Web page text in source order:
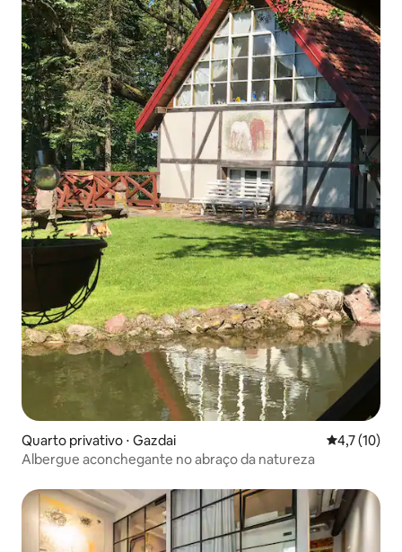
Quarto privativo ⋅ Gazdai 4,7 de uma
4,7 (10)
Albergue aconchegante no abraço da natureza